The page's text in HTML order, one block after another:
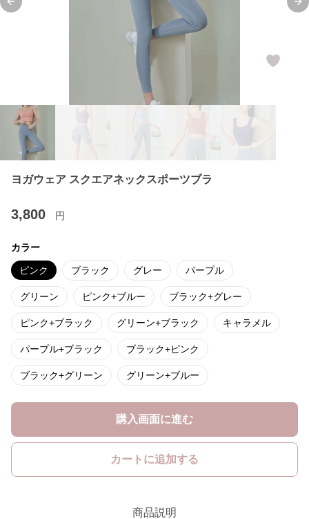
Previous slide
ヨガウェア スクエアネックスポーツブラ
3,800 円
カラー
ピンク ブラック グレー パープル
グリーン ピンク+ブルー ブラック+グレー
ピンク+ブラック グリーン+ブラック キャラメル
パープル+ブラック ブラック+ピンク
ブラック+グリーン グリーン+ブルー
購入画面に進む
カートに追加する
商品説明